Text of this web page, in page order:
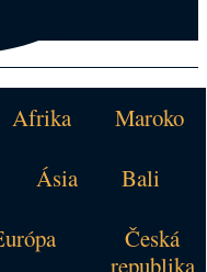
Afrika
Maroko
Ásia
Bali
Česká
republika